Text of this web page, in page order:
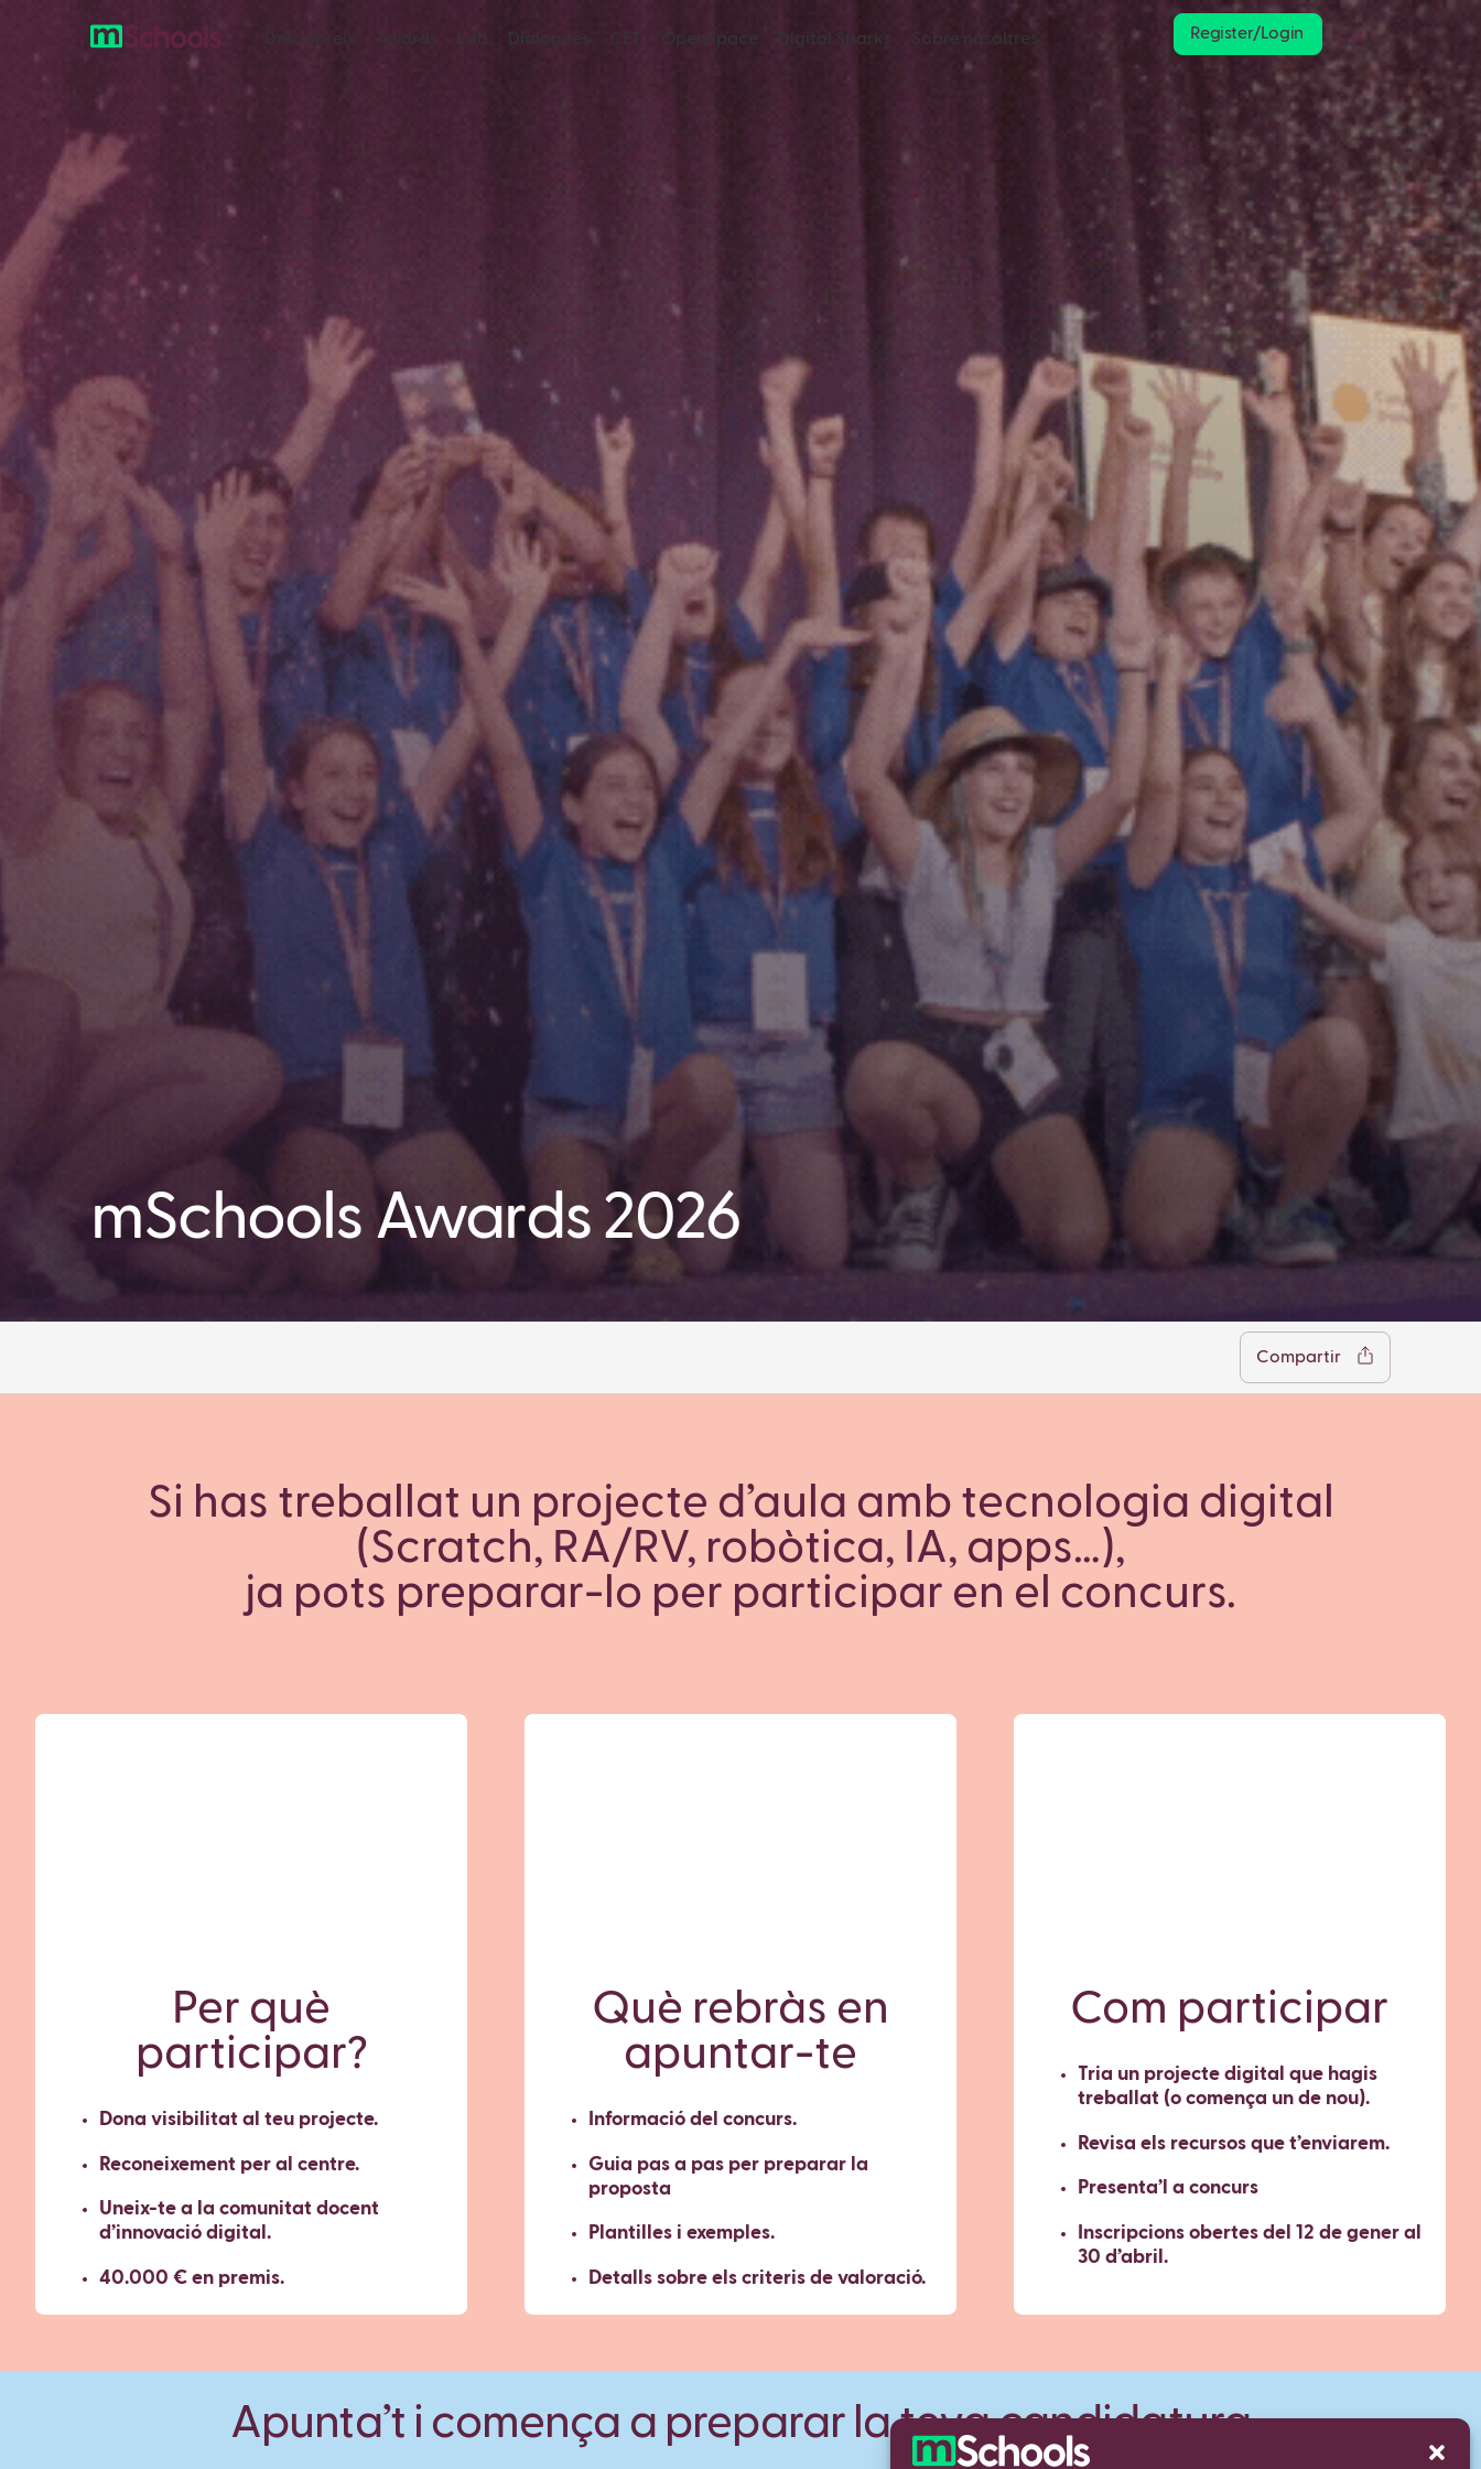
Descobreix Awards Lab Dialogues OpenSpace Digital Sparks Sobre nosaltres Register/Login Ca
mSchools Awards 2026
Compartir
Facebook
TwitterLinkedIn
WhatsApp
Reddit
Gmail
Email
Si has treballat un projecte d’aula amb tecnologia digital
(Scratch, RA/RV, robòtica, IA, apps…),
ja pots preparar-lo per participar en el concurs.
Per què
participar?
Dona visibilitat al teu projecte.
Reconeixement per al centre.
Uneix-te a la comunitat docent
d’innovació digital.
40.000 € en premis.
Què rebràs en
apuntar-te
Informació del concurs.
Guia pas a pas per preparar la
proposta
Plantilles i exemples.
Detalls sobre els criteris de valoració.
Com participar
Tria un projecte digital que hagis
treballat (o comença un de nou).
Revisa els recursos que t’enviarem.
Presenta’l a concurs
Inscripcions obertes del 12 de gener al
30 d’abril.
Apunta’t i comença a preparar la teva candidatura